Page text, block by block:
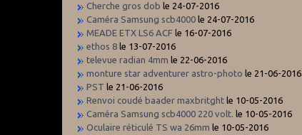
Cherche gros dob le 24-07-2016
Caméra Samsung scb4000 le 24-07-2016
MEADE ETX LS6 ACF le 16-07-2016
ethos 8 le 13-07-2016
televue radian 4mm le 22-06-2016
monture star adventurer astro-photo le 21-06-2016
PST le 21-06-2016
Renvoi coudé baader maxbritght le 10-05-2016
Caméra Samsung scb4000 220 volt. le 10-05-2016
Oculaire réticulé TS wa 26mm le 10-05-2016